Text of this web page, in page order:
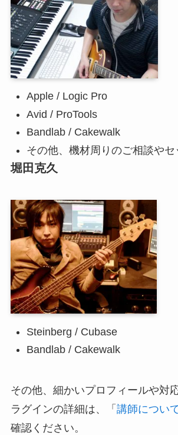
Apple / Logic Pro
Avid / ProTools
Bandlab / Cakewalk
その他、機材周りのご相談や
堀田克久
Steinberg / Cubase
Bandlab / Cakewalk
その他、細かいプロフィールや対
ラグインの詳細は、「 講師につい
確認ください。